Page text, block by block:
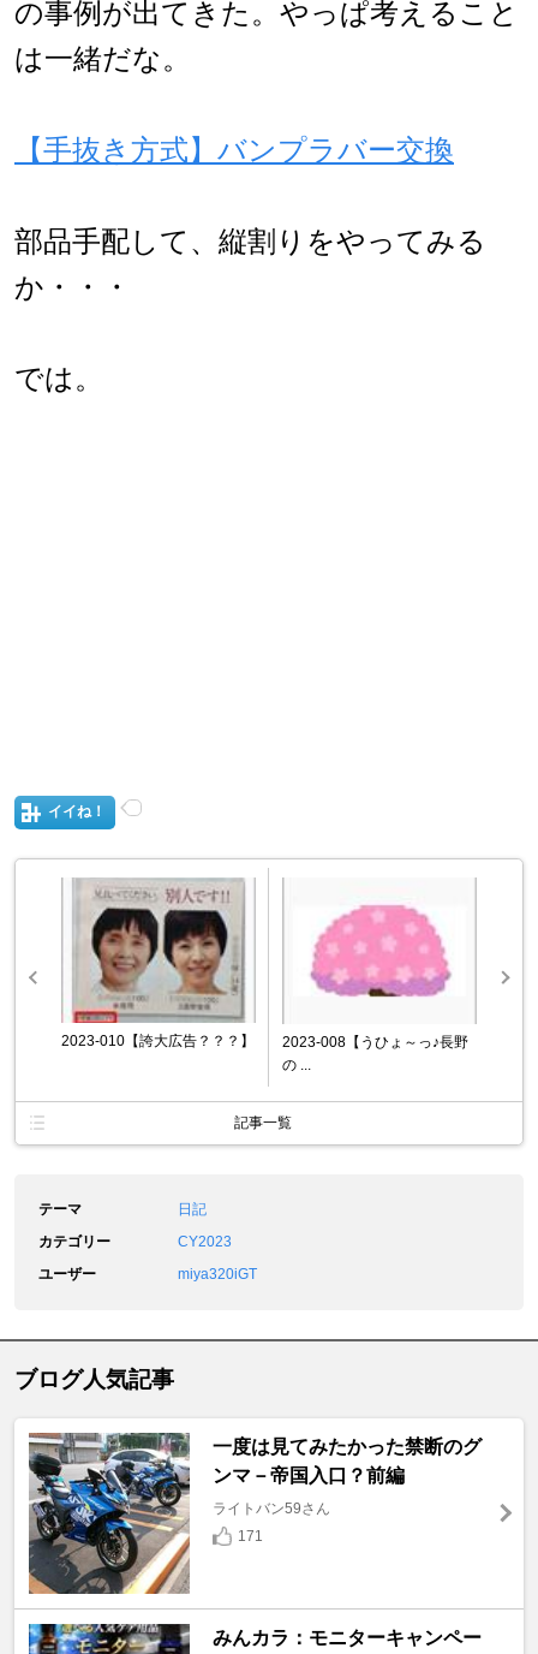
の事例が出てきた。やっぱ考えること
は一緒だな。
【手抜き方式】バンプラバー交換
部品手配して、縦割りをやってみる
か・・・
では。
イイね！
2023-010【誇大広告？？？】
2023-008【うひょ～っ♪長野
の ...
記事一覧
テーマ
日記
カテゴリー
CY2023
ユーザー
miya320iGT
ブログ人気記事
一度は見てみたかった禁断のグ
ンマ－帝国入口？前編
ライトバン59さん
171
みんカラ：モニターキャンペー